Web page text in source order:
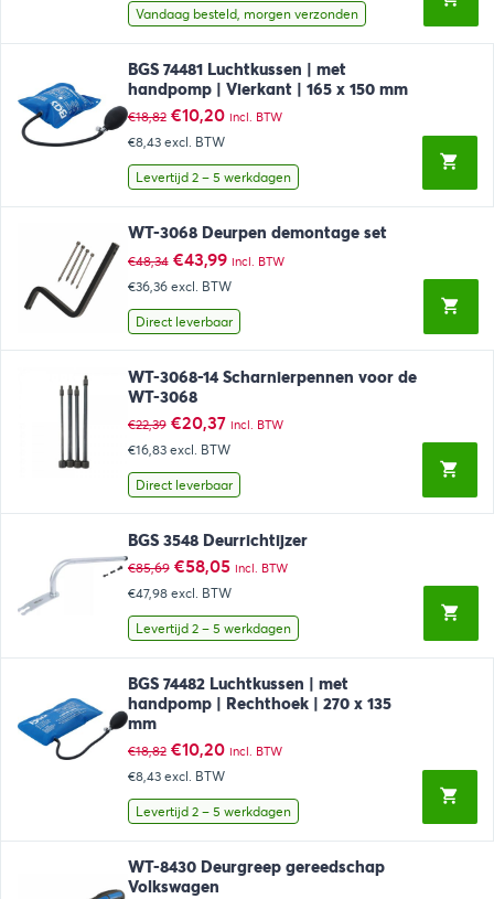
Vandaag besteld, morgen verzonden
BGS 74481 Luchtkussen | met
handpomp | Vierkant | 165 x 150 mm
€18,82 Oorspronkelijke
prijs
was:
€18,82.
€10,20Huidige
prijs
is:
€10,20.
incl. BTW
€8,43 excl. BTW
Levertijd 2 – 5 werkdagen
WT-3068 Deurpen demontage set
€48,34 Oorspronkelijke
prijs
was:
€48,34.
€43,99Huidige
prijs
is:
€43,99.
incl. BTW
€36,36 excl. BTW
Direct leverbaar
WT-3068-14 Scharnierpennen voor de
WT-3068
€22,39 Oorspronkelijke
prijs
was:
€22,39.
€20,37Huidige
prijs
is:
€20,37.
incl. BTW
€16,83 excl. BTW
Direct leverbaar
BGS 3548 Deurrichtijzer
€85,69 Oorspronkelijke
prijs
was:
€85,69.
€58,05Huidige
prijs
is:
€58,05.
incl. BTW
€47,98 excl. BTW
Levertijd 2 – 5 werkdagen
BGS 74482 Luchtkussen | met
handpomp | Rechthoek | 270 x 135
mm
€18,82 Oorspronkelijke
prijs
was:
€18,82.
€10,20Huidige
prijs
is:
€10,20.
incl. BTW
€8,43 excl. BTW
Levertijd 2 – 5 werkdagen
WT-8430 Deurgreep gereedschap
Volkswagen